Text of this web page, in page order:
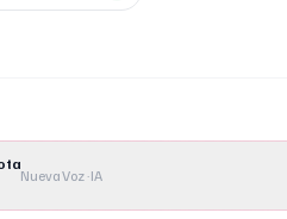
Nueva Voz · IA